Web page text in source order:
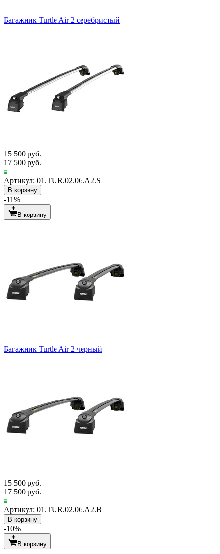
Багажник Turtle Air 2 серебристый
15 500 руб.
17 500 руб.
Артикул: 01.TUR.02.06.A2.S
В корзину
-11%
В корзину
Багажник Turtle Air 2 черный
15 500 руб.
17 500 руб.
Артикул: 01.TUR.02.06.A2.B
В корзину
-10%
В корзину